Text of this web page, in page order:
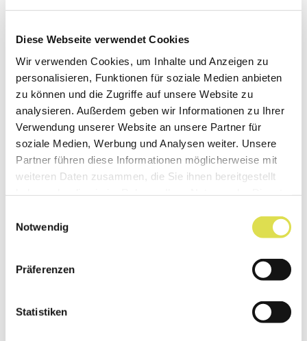
Diese Webseite verwendet Cookies
Wir verwenden Cookies, um Inhalte und Anzeigen zu
personalisieren, Funktionen für soziale Medien anbieten
zu können und die Zugriffe auf unsere Website zu
analysieren. Außerdem geben wir Informationen zu Ihrer
Verwendung unserer Website an unsere Partner für
soziale Medien, Werbung und Analysen weiter. Unsere
Partner führen diese Informationen möglicherweise mit
weiteren Daten zusammen, die Sie ihnen bereitgestellt
Notwendig
Präferenzen
Statistiken
Bilder: Fulleren Leonid Andronov/Shutterstock.com;Orange
Maks Narodenko/Shutterstock.com
; Erde
leonello
calvetti/Shutterstock.com
Eine Orange ist im Vergleich zur Erde sehr klein.
Genau so klein ist ein Fulleren-Molekül (etwa 1
Nanometer Durchmesser, links im Bild) im
Vergleich zur Orange.